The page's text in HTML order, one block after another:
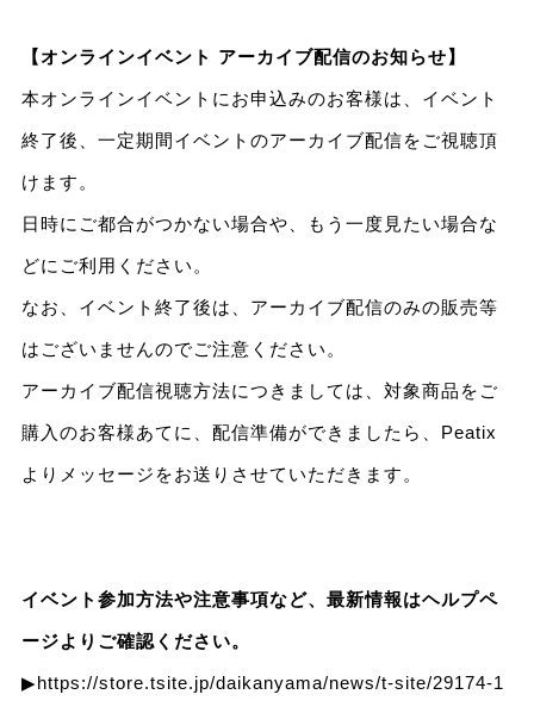
【オンラインイベント アーカイブ配信のお知らせ】
本オンラインイベントにお申込みのお客様は、イベント
終了後、一定期間イベントのアーカイブ配信をご視聴頂
けます。
日時にご都合がつかない場合や、もう一度見たい場合な
どにご利用ください。
なお、イベント終了後は、アーカイブ配信のみの販売等
はございませんのでご注意ください。
アーカイブ配信視聴方法につきましては、対象商品をご
購入のお客様あてに、配信準備ができましたら、Peatix
よりメッセージをお送りさせていただきます。
イベント参加方法や注意事項など、最新情報はヘルプペ
ージよりご確認ください。
▶https://store.tsite.jp/daikanyama/news/t-site/29174-1